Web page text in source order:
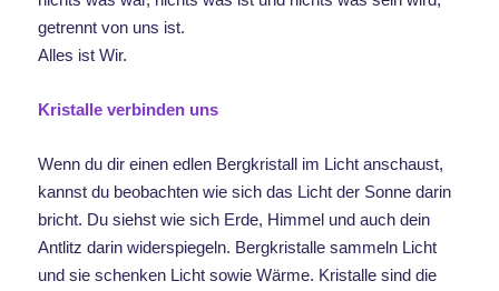
getrennt von uns ist.
Alles ist Wir.
Kristalle verbinden uns
Wenn du dir einen edlen Bergkristall im Licht anschaust,
kannst du beobachten wie sich das Licht der Sonne darin
bricht. Du siehst wie sich Erde, Himmel und auch dein
Antlitz darin widerspiegeln. Bergkristalle sammeln Licht
und sie schenken Licht sowie Wärme. Kristalle sind die